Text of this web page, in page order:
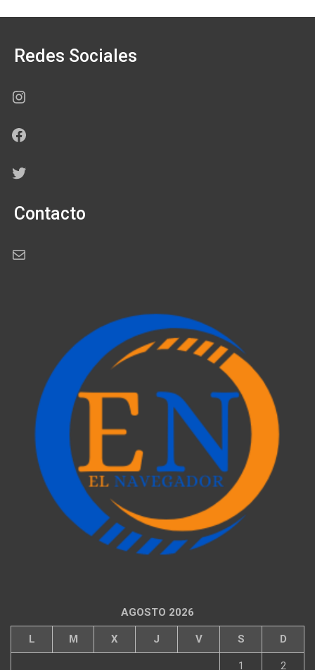
Redes Sociales
Instagram
Facebook
Twitter
Contacto
Correo electrónico
AGOSTO 2026
L M X J V S D
1 2